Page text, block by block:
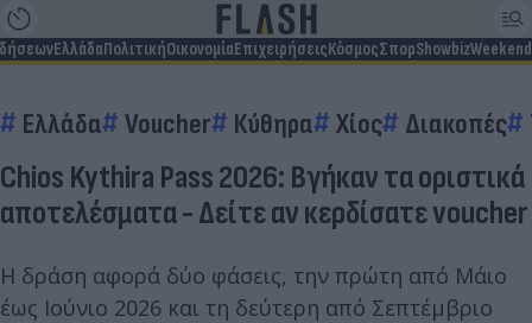
ΕλλάδαΠολιτικήΟικονομίαΕπιχειρήσειςΚόσμοςΣπορShowbizWeekend
Ελλάδα Voucher Κύθηρα Χίος Διακοπές
Chios Kythira Pass 2026: Βγήκαν τα οριστικά
αποτελέσματα - Δείτε αν κερδίσατε voucher
Η δράση αφορά δύο φάσεις, την πρώτη από Μάιο
έως Ιούνιο 2026 και τη δεύτερη από Σεπτέμβριο